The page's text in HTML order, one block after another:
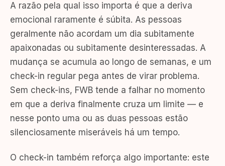
A razão pela qual isso importa é que a deriva
emocional raramente é súbita. As pessoas
geralmente não acordam um dia subitamente
apaixonadas ou subitamente desinteressadas. A
mudança se acumula ao longo de semanas, e um
check-in regular pega antes de virar problema.
Sem check-ins, FWB tende a falhar no momento
em que a deriva finalmente cruza um limite — e
nesse ponto uma ou as duas pessoas estão
silenciosamente miseráveis há um tempo.
O check-in também reforça algo importante: este